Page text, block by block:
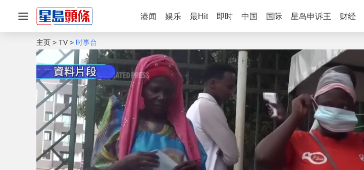
港闻 娱乐 最Hit 即时 中国 国际 星岛申诉王 财经
主页 TV 时事台